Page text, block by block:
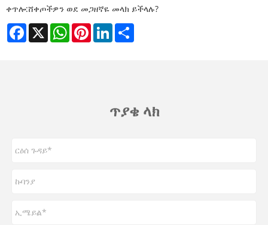
ቀጥሎ:ሸቀጦችዎን ወደ መጋዘኛዬ መላክ ይችላሉ?
Facebook
X WhatsAppPinterestLinkedIn
ጥያቄ ላክ